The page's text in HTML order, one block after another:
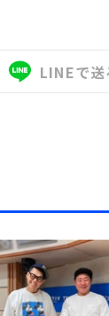
LINEで送